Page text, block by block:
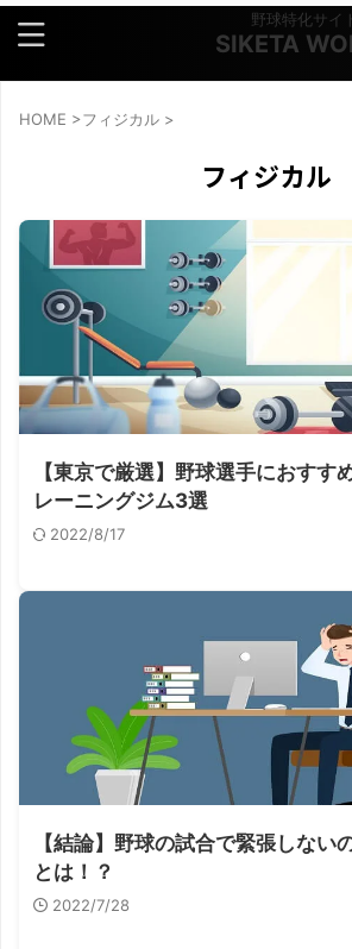
野球特化サイ
SIKETA
HOME >フィジカル >
フィジカル
【東京で厳選】野球選手におすす
レーニングジム3選
2022/8/17
【結論】野球の試合で緊張しない
とは！？
2022/7/28